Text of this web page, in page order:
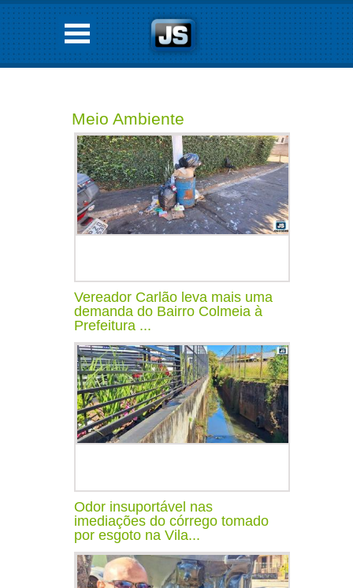
Meio Ambiente
Vereador Carlão leva mais uma
demanda do Bairro Colmeia à
Prefeitura ...
Odor insuportável nas
imediações do córrego tomado
por esgoto na Vila...